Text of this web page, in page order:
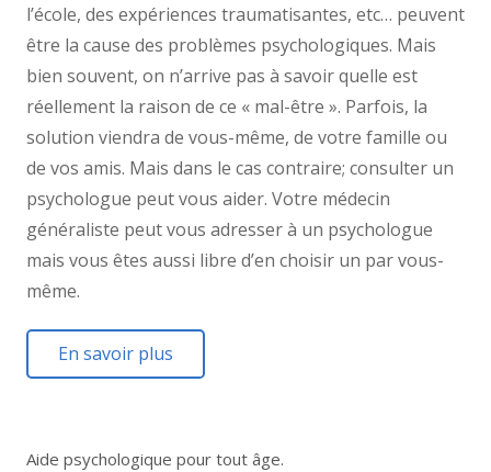
l’école, des expériences traumatisantes, etc… peuvent
être la cause des problèmes psychologiques. Mais
bien souvent, on n’arrive pas à savoir quelle est
réellement la raison de ce « mal-être ». Parfois, la
solution viendra de vous-même, de votre famille ou
de vos amis. Mais dans le cas contraire; consulter un
psychologue peut vous aider. Votre médecin
généraliste peut vous adresser à un psychologue
mais vous êtes aussi libre d’en choisir un par vous-
même.
En savoir plus
Aide psychologique pour tout âge.